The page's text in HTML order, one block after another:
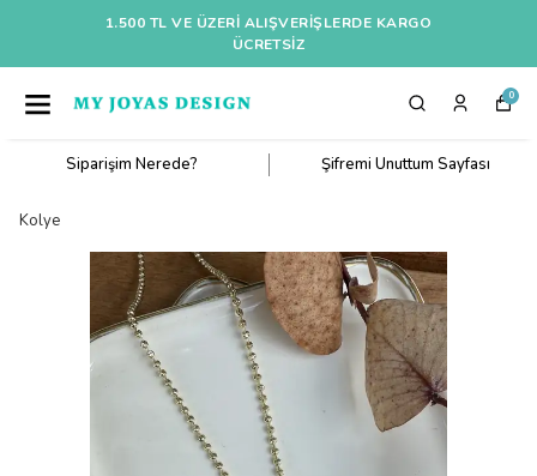
1.500 TL VE ÜZERI ALIŞVERIŞLERDE KARGO
ÜCRETSİZ
0
Siparişim Nerede? Şifremi Unuttum Sayfası
Kolye